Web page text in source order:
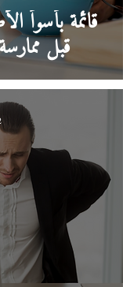
قائمة بأسوأ
قبل